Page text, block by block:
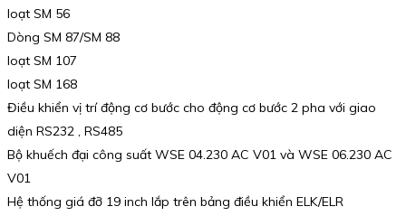
loạt SM 56
Dòng SM 87/SM 88
loạt SM 107
loạt SM 168
Điều khiển vị trí động cơ bước cho động cơ bước 2 pha với giao
diện RS232 , RS485
Bộ khuếch đại công suất WSE 04.230 AC V01 và WSE 06.230 AC
V01
Hệ thống giá đỡ 19 inch lắp trên bảng điều khiển ELK/ELR